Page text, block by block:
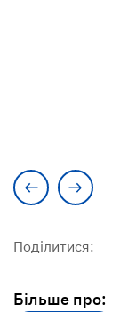
Поділитися:
Більше про: